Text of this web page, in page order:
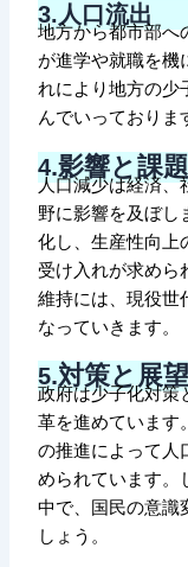
3. 人口流出
地方から都市部へ
が進学や就職を機
れにより地方の少
んでいっておりま
4.影響と課題
人口減少は経済、
野に影響を及ぼし
化し、生産性向上
受け入れが求めら
維持には、現役世
なっていきます。
5.対策と展望
政府は少子化対策
革を進めています
の推進によって人
められています。
中で、国民の意識
しょう。